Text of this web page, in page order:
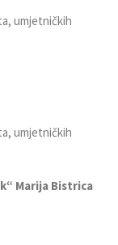
umjetničkih
umjetničkih
Marija Bistrica